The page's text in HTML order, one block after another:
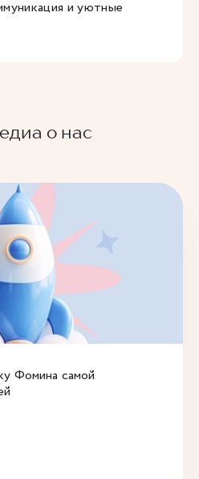
и уютные
о нас
Фомина самой